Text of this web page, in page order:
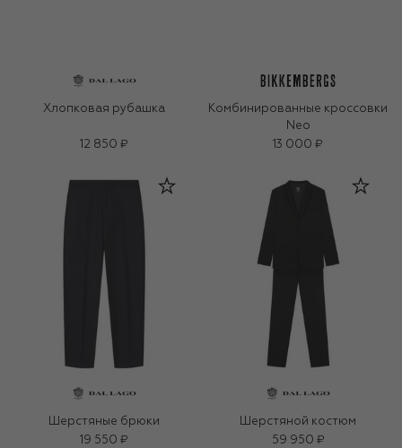
Хлопковая рубашка
12 850 ₽
Комбинированные кроссовки
Neo
13 000 ₽
Шерстяные брюки
19 550 ₽
Шерстяной костюм
59 950 ₽